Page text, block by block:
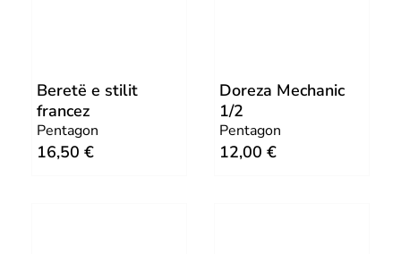
i
c
e
c
e
i
Beretë e stilit
francez
Pentagon
16,50 €
Doreza Mechanic
1/2
Pentagon
12,00 €